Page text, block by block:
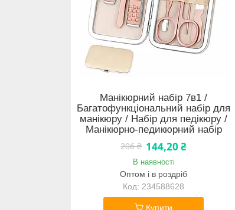
Манікюрний набір 7в1 /
Багатофункціональний набір для
манікюру / Набір для педікюру /
Манікюрно-педикюрний набір
206 ₴ 144,20 ₴
В наявності
Оптом і в роздріб
234588628
Купити